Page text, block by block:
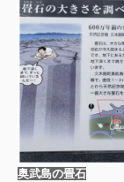
奥武島の畳石